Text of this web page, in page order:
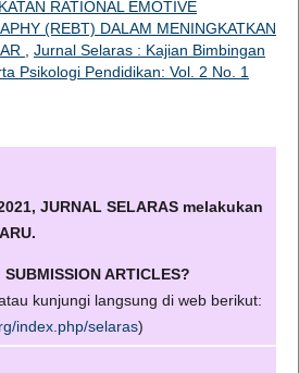
RATIONAL EMOTIVE
(REBT) DALAM MENINGKATKAN
Jurnal Selaras : Kajian Bimbingan
Psikologi Pendidikan: Vol. 2 No. 1
JURNAL SELARAS melakukan
ARTICLES?
kunjungi langsung di web berikut:
index.php/selaras)